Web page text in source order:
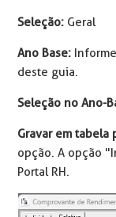
Seleção: Geral
Ano Base:
deste guia.
Seleção no Ano-
Gravar em tabela
opção. A opção
Portal RH.